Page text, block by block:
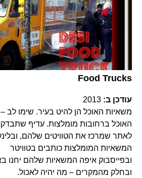
Food Trucks
עודכן ב: 2013
משאיות האוכל הן להיט בעיר. שימו לב
האוכל ברחובות מומלצות. עדיף
לאתר שמרכז את הטוויטים שלהם,
המשאיות המומלצות כותבים בטוויטר
ובפייסבוק איפה המשאיות שלהם יחנו
ובחלק מהמקרים – מה יהיה לאכול.